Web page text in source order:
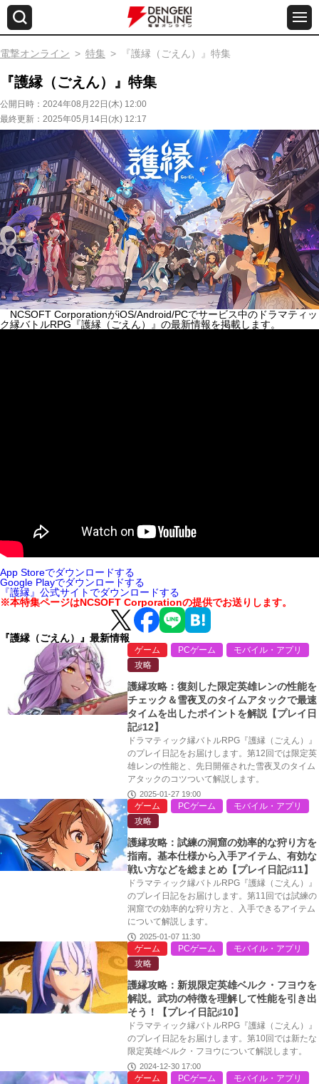
電撃オンライン 特集 『護縁（ごえん）』特集
『護縁（ごえん）』特集
公開日時： 2024年08月22日(木) 12:00
最終更新： 2025年05月14日(水) 12:17
NCSOFT CorporationがiOS/Android/PCでサービス中のドラマティッ
ク縁バトルRPG『護縁（ごえん）』の最新情報を掲載します。
App Storeでダウンロードする
Google Playでダウンロードする
『護縁』公式サイトでダウンロードする
※本特集ページはNCSOFT Corporationの提供でお送りします。
『護縁（ごえん）』最新情報
ゲーム PCゲーム
モバイル・アプリ
攻略
護縁攻略：復刻した限定英雄レンの性能を
チェック＆雪夜叉のタイムアタックで最速
タイムを出したポイントを解説【プレイ日
記♯12】
ドラマティック縁バトルRPG『護縁（ごえん）』
のプレイ日記をお届けします。第12回では限定英
雄レンの性能と、先日開催された雪夜叉のタイム
アタックのコツついて解説します。
2025-01-27 19:00
ゲーム PCゲーム
モバイル・アプリ
攻略
護縁攻略：試練の洞窟の効率的な狩り方を
指南。基本仕様から入手アイテム、有効な
戦い方などを総まとめ【プレイ日記♯11】
ドラマティック縁バトルRPG『護縁（ごえん）』
のプレイ日記をお届けします。第11回では試練の
洞窟での効率的な狩り方と、入手できるアイテム
について解説します。
2025-01-07 11:30
ゲーム PCゲーム
モバイル・アプリ
攻略
護縁攻略：新規限定英雄ベルク・フヨウを
解説。武功の特徴を理解して性能を引き出
そう！【プレイ日記♯10】
ドラマティック縁バトルRPG『護縁（ごえん）』
のプレイ日記をお届けします。第10回では新たな
限定英雄ベルク・フヨウについて解説します。
2024-12-30 17:00
ゲーム PCゲーム モバイル・アプリ